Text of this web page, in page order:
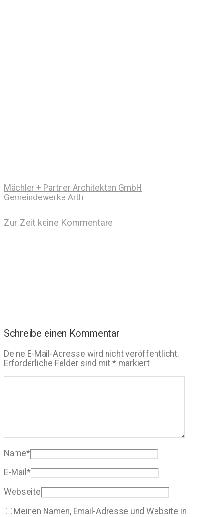
Mächler + Partner Architekten GmbH
Gemeindewerke Arth
Zur Zeit keine Kommentare
Schreibe einen Kommentar
Deine E-Mail-Adresse wird nicht veröffentlicht.
Erforderliche Felder sind mit * markiert
Name*
E-Mail *
Webseite
Meinen Namen, Email-Adresse und Website in